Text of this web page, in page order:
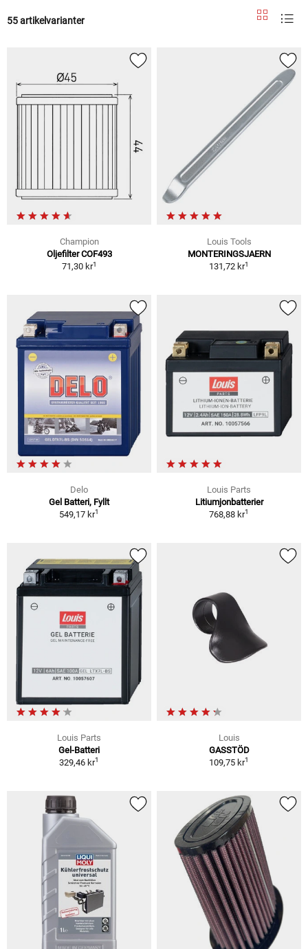
55 artikelvarianter
Champion
Oljefilter COF493
71,30 kr1
Louis Tools
MONTERINGSJAERN
131,72 kr1
Delo
Gel Batteri, Fyllt
549,17 kr1
Louis Parts
Litiumjonbatterier
768,88 kr1
Louis Parts
Gel-Batteri
329,46 kr1
Louis
GASSTÖD
109,75 kr1